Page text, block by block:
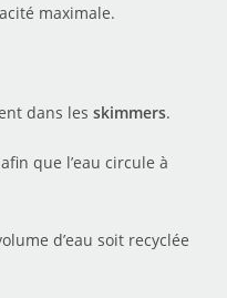
maximale.
dans lesskimmers.
que l’eau circule à
d’eau soit recyclée